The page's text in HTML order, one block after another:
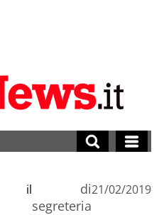
di
segreteria
il 21/02/2019